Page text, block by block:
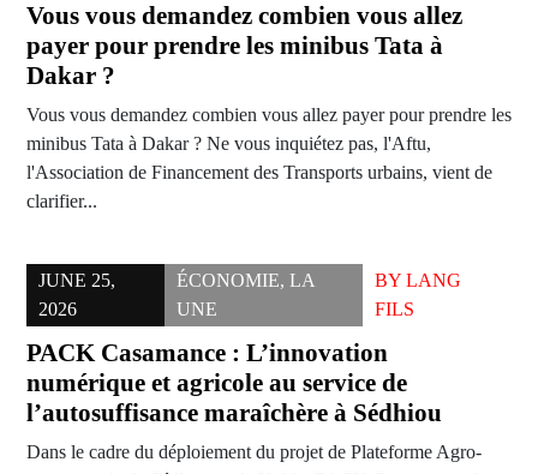
Vous vous demandez combien vous allez
payer pour prendre les minibus Tata à
Dakar ?
Vous vous demandez combien vous allez payer pour prendre les
minibus Tata à Dakar ? Ne vous inquiétez pas, l'Aftu,
l'Association de Financement des Transports urbains, vient de
clarifier...
JUNE 25,
2026
ÉCONOMIE,LA
UNE
BYLANG
FILS
PACK Casamance : L’innovation
numérique et agricole au service de
l’autosuffisance maraîchère à Sédhiou
Dans le cadre du déploiement du projet de Plateforme Agro-